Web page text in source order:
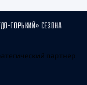
ГОРЬКИЙ» СЕЗОНА